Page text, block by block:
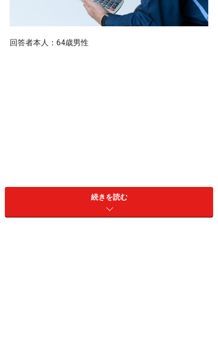
回答者本人：64歳男性
同居家族構成：本人、妻（65歳）
住居形態：持ち家（マンションなどの共同住宅）
続きを読む